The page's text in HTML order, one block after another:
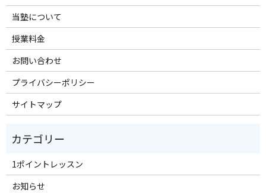
当塾について
授業料金
お問い合わせ
プライバシーポリシー
サイトマップ
1ポイントレッスン
お知らせ